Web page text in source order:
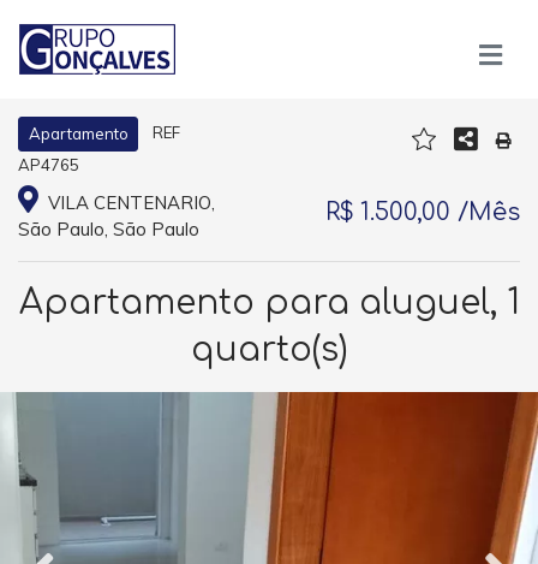
Apartamento
REF
AP4765
VILA CENTENARIO,
São Paulo, São Paulo
R$ 1.500,00 /Mês
Apartamento para aluguel, 1
quarto(s)